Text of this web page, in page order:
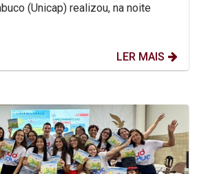
(Unicap) realizou, na noite
LER MAIS